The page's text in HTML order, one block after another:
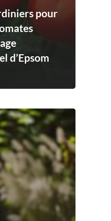
pour
d’Epsom